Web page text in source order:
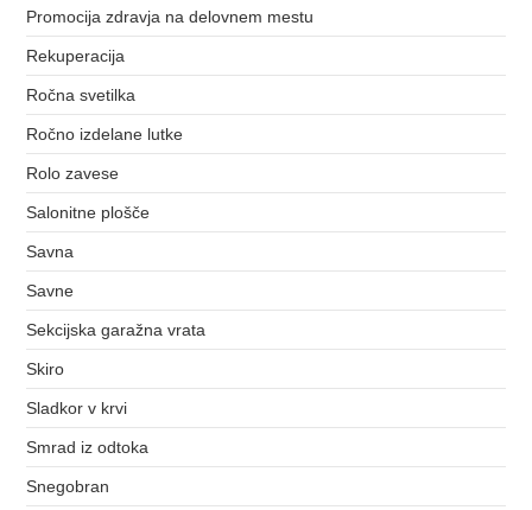
Promocija zdravja na delovnem mestu
Rekuperacija
Ročna svetilka
Ročno izdelane lutke
Rolo zavese
Salonitne plošče
Savna
Savne
Sekcijska garažna vrata
Skiro
Sladkor v krvi
Smrad iz odtoka
Snegobran